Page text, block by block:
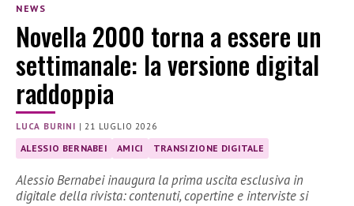
NEWS
Novella 2000 torna a essere un
settimanale: la versione digital
raddoppia
LUCA BURINI |21 LUGLIO 2026
ALESSIO BERNABEI AMICI TRANSIZIONE DIGITALE
Alessio Bernabei inaugura la prima uscita esclusiva in
digitale della rivista: contenuti, copertine e interviste si